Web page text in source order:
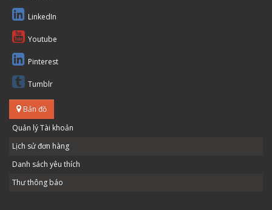
LinkedIn
Youtube
Pinterest
Tumblr
Bản đồ
Quản lý Tài khoản
Lịch sử đơn hàng
Danh sách yêu thích
Thư thông báo